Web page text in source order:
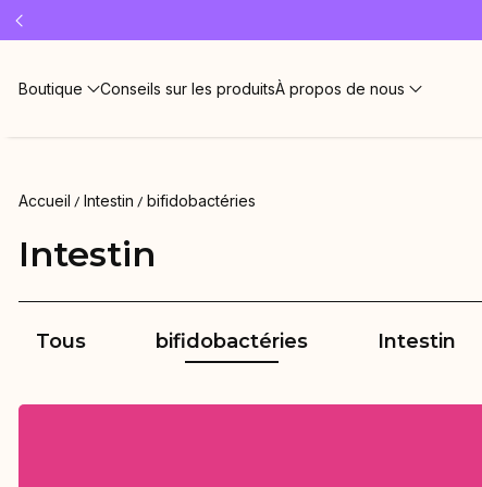
Offre « SLEEP
Boutique Conseils sur les produitsÀ propos de nous
Accueil Intestin bifidobactéries
Intestin
Tous bifidobactéries Intestin